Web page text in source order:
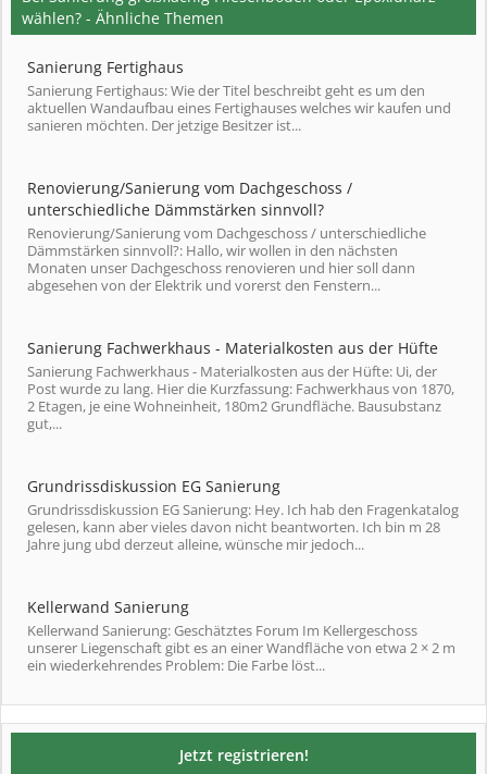
wählen? - Ähnliche Themen
Sanierung Fertighaus
Sanierung Fertighaus: Wie der Titel beschreibt geht es um den
aktuellen Wandaufbau eines Fertighauses welches wir kaufen und
sanieren möchten. Der jetzige Besitzer ist...
Renovierung/Sanierung vom Dachgeschoss /
unterschiedliche Dämmstärken sinnvoll?
Renovierung/Sanierung vom Dachgeschoss / unterschiedliche
Dämmstärken sinnvoll?: Hallo, wir wollen in den nächsten
Monaten unser Dachgeschoss renovieren und hier soll dann
abgesehen von der Elektrik und vorerst den Fenstern...
Sanierung Fachwerkhaus - Materialkosten aus der Hüfte
Sanierung Fachwerkhaus - Materialkosten aus der Hüfte: Ui, der
Post wurde zu lang. Hier die Kurzfassung: Fachwerkhaus von 1870,
2 Etagen, je eine Wohneinheit, 180m2 Grundfläche. Bausubstanz
gut,...
Grundrissdiskussion EG Sanierung
Grundrissdiskussion EG Sanierung: Hey. Ich hab den Fragenkatalog
gelesen, kann aber vieles davon nicht beantworten. Ich bin m 28
Jahre jung ubd derzeut alleine, wünsche mir jedoch...
Kellerwand Sanierung
Kellerwand Sanierung: Geschätztes Forum Im Kellergeschoss
unserer Liegenschaft gibt es an einer Wandfläche von etwa 2 × 2 m
ein wiederkehrendes Problem: Die Farbe löst...
Jetzt registrieren!